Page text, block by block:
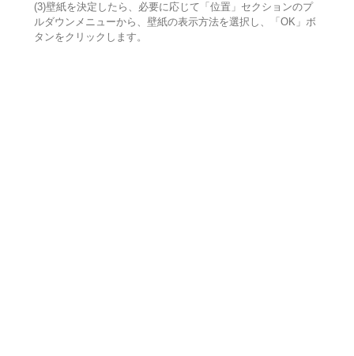
(3)壁紙を決定したら、必要に応じて「位置」セクションのプ
ルダウンメニューから、壁紙の表示方法を選択し、「OK」ボ
タンをクリックします。